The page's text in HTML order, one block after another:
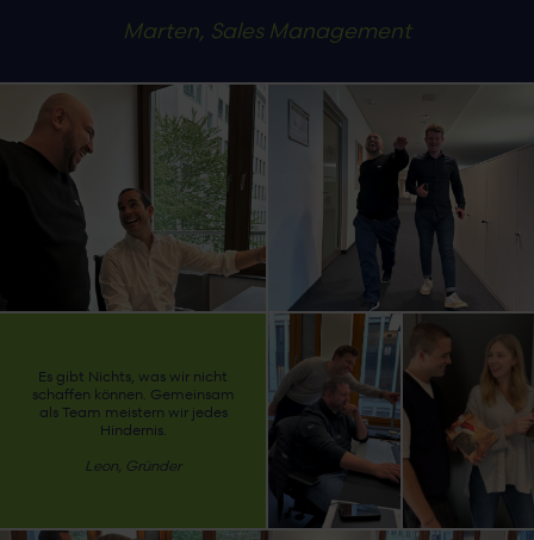
Marten, Sales Management
Es gibt Nichts, was wir nicht
schaffen können. Gemeinsam
als Team meistern wir jedes
Hindernis.
Leon, Gründer